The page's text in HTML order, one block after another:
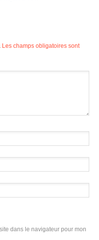
Les champs obligatoires sont
dans le navigateur pour mon